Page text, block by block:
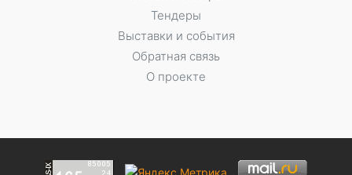
Тендеры
Выставки и события
Обратная связь
О проекте